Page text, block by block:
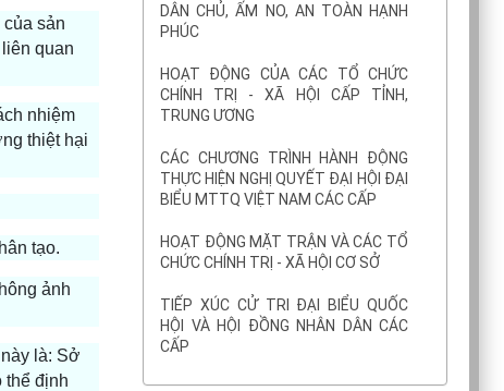
sản
quan
nhiệm
thiệt hại
tạo.
ảnh
là: Sở
thể định
DÂN CHỦ, ẤM NO, AN TOÀN HẠNH
PHÚC
HOẠT ĐỘNG CỦA CÁC TỔ CHỨC
CHÍNH TRỊ - XÃ HỘI CẤP TỈNH,
TRUNG ƯƠNG
CÁC CHƯƠNG TRÌNH HÀNH ĐỘNG
THỰC HIỆN NGHỊ QUYẾT ĐẠI HỘI ĐẠI
BIỂU MTTQ VIỆT NAM CÁC CẤP
HOẠT ĐỘNG MẶT TRẬN VÀ CÁC TỔ
CHỨC CHÍNH TRỊ - XÃ HỘI CƠ SỞ
TIẾP XÚC CỬ TRI ĐẠI BIỂU QUỐC
HỘI VÀ HỘI ĐỒNG NHÂN DÂN CÁC
CẤP